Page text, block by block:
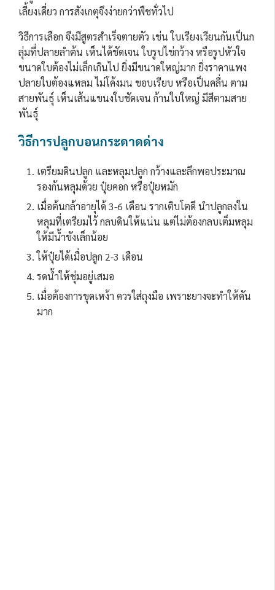
เลี้ยงเดี่ยว การสังเกตุจึงง่ายกว่าพืชทั่วไป
วิธีการเลือก จึงมีสูตรสำเร็จตายตัว เช่น ใบเรียงเวียนกันเป็นก
ลุ่มที่ปลายลำต้น เห็นได้ชัดเจน ใบรูปไข่กว้าง หรือรูปหัวใจ
ขนาดใบต้องไม่เล็กเกินไป ยิ่งมีขนาดใหญ่มาก ยิ่งราคาแพง
ปลายใบต้องแหลม ไม่โค้งมน ขอบเรียบ หรือเป็นคลื่น ตาม
สายพันธุ์ เห็นเส้นแขนงใบชัดเจน ก้านใบใหญ่ มีสีตามสาย
พันธุ์
วิธีการปลูกบอนกระดาดด่าง
เตรียมดินปลูก และหลุมปลูก กว้างและลึกพอประมาณ
รองก้นหลุมด้วย ปุ๋ยคอก หรือปุ๋ยหมัก
เมื่อต้นกล้าอายุได้ 3-6 เดือน รากเติบโตดี นำปลูกลงใน
หลุมที่เตรียมไว้ กลบดินให้แน่น แต่ไม่ต้องกลบเต็มหลุม
ให้มีน้ำขังเล็กน้อย
ให้ปุ๋ยได้เมื่อปลูก 2-3 เดือน
รดน้ำให้ชุ่มอยู่เสมอ
เมื่อต้องการขุดเหง้า ควรใส่ถุงมือ เพราะยางจะทำให้คัน
มาก